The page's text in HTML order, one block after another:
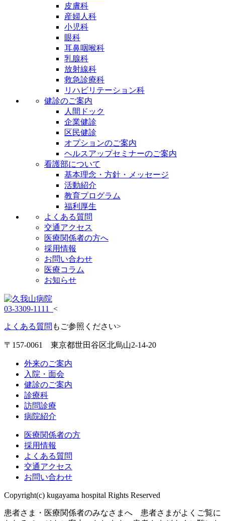
皮膚科
産婦人科
小児科
眼科
耳鼻咽喉科
乳腺科
放射線科
救急診療科
リハビリテーション科
健診のご案内
人間ドック
企業健診
区民健診
オプションのご案内
ヘルスアップセミナーのご案内
看護部について
基本理念・方針・メッセージ
活動紹介
教育プログラム
福利厚生
よくある質問
交通アクセス
医療関係者の方へ
採用情報
お問い合わせ
医療コラム
お知らせ
03-3309-1111 <
よくある質問 もご参照ください>
〒157-0061 東京都世田谷区北烏山2-14-20
外来のご案内
入院・面会
健診のご案内
診療科
訪問診療
病院紹介
医療関係者の方
採用情報
よくある質問
交通アクセス
お問い合わせ
Copyright(c) kugayama hospital Rights Reserved
患者さま・医療関係者のみなさまへ 患者さまがよくご覧に